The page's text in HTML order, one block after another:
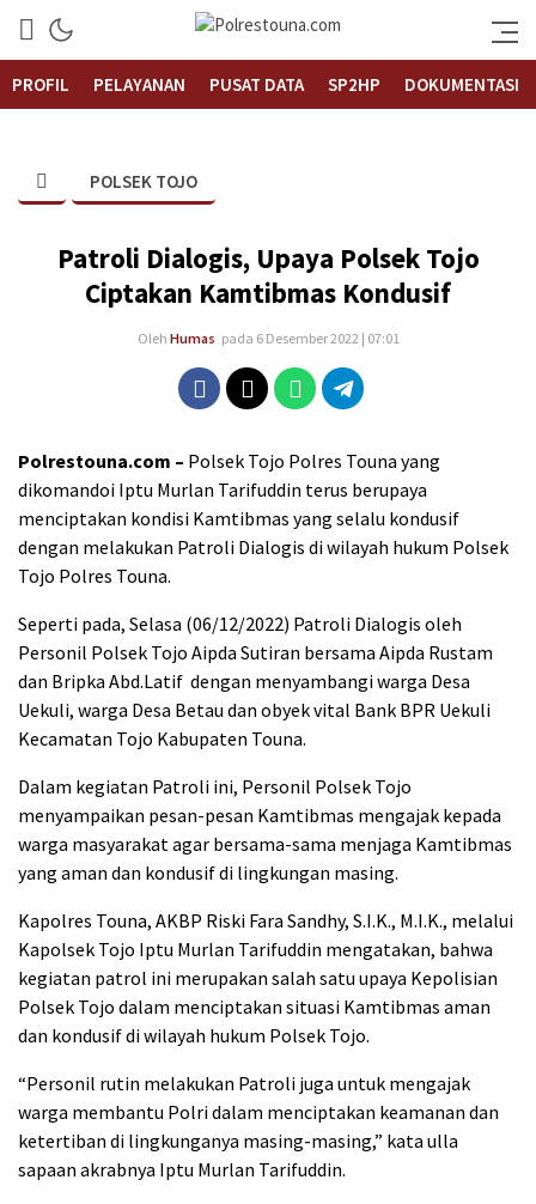
PROFIL
PELAYANAN PUSAT DATA SP2HP DOKUMENTASI
POLSEK TOJO
Patroli Dialogis, Upaya Polsek Tojo
Ciptakan Kamtibmas Kondusif
Oleh Humas pada 6 Desember 2022 | 07:01
Polrestouna.com – Polsek Tojo Polres Touna yang
dikomandoi Iptu Murlan Tarifuddin terus berupaya
menciptakan kondisi Kamtibmas yang selalu kondusif
dengan melakukan Patroli Dialogis di wilayah hukum Polsek
Tojo Polres Touna.
Seperti pada, Selasa (06/12/2022) Patroli Dialogis oleh
Personil Polsek Tojo Aipda Sutiran bersama Aipda Rustam
dan Bripka Abd.Latif dengan menyambangi warga Desa
Uekuli, warga Desa Betau dan obyek vital Bank BPR Uekuli
Kecamatan Tojo Kabupaten Touna.
Dalam kegiatan Patroli ini, Personil Polsek Tojo
menyampaikan pesan-pesan Kamtibmas mengajak kepada
warga masyarakat agar bersama-sama menjaga Kamtibmas
yang aman dan kondusif di lingkungan masing.
Kapolres Touna, AKBP Riski Fara Sandhy, S.I.K., M.I.K., melalui
Kapolsek Tojo Iptu Murlan Tarifuddin mengatakan, bahwa
kegiatan patrol ini merupakan salah satu upaya Kepolisian
Polsek Tojo dalam menciptakan situasi Kamtibmas aman
dan kondusif di wilayah hukum Polsek Tojo.
“Personil rutin melakukan Patroli juga untuk mengajak
warga membantu Polri dalam menciptakan keamanan dan
ketertiban di lingkunganya masing-masing,” kata ulla
sapaan akrabnya Iptu Murlan Tarifuddin.